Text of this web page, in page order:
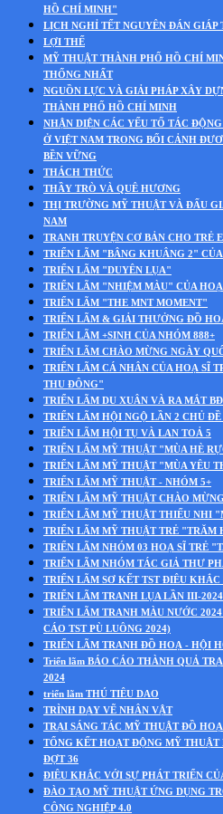
HỒ CHÍ MINH"
LỊCH NGHỈ TẾT NGUYÊN ĐÁN GIÁP
LỢI THẾ
MỸ THUẬT THÀNH PHỐ HỒ CHÍ
THỐNG NHẤT
NGUỒN LỰC VÀ GIẢI PHÁP XÂY
THÀNH PHỐ HỒ CHÍ MINH
NHẬN DIỆN CÁC YẾU TỐ TÁC
Ở VIỆT NAM TRONG BỐI CẢNH
BỀN VỮNG
THÁCH THỨC
THẦY TRÒ VÀ QUÊ HƯƠNG
THỊ TRƯỜNG MỸ THUẬT VÀ ĐẤU
NAM
TRANH TRUYỆN CƠ BẢN CHO TRẺ
TRIỂN LÃM "BÂNG KHUÂNG 2"
TRIỂN LÃM "DUYÊN LỤA"
TRIỂN LÃM "NHIỆM MÀU" CỦA
TRIỂN LÃM "THE MNT MOMENT"
TRIỂN LÃM & GIẢI THƯỞNG ĐỒ
TRIỂN LÃM +SINH CỦA NHÓM 888+
TRIỂN LÃM CHÀO MỪNG NGÀY
TRIỂN LÃM CÁ NHÂN CỦA HOẠ SĨ
THU ĐÔNG"
TRIỂN LÃM DU XUÂN VÀ RA MẮT
TRIỂN LÃM HỘI NGỘ LẦN 2 CHỦ
TRIỂN LÃM HỘI TỤ VÀ LAN TOẢ 5
TRIỂN LÃM MỸ THUẬT "MÙA HÈ
TRIỂN LÃM MỸ THUẬT "MÙA YÊU
TRIỂN LÃM MỸ THUẬT - NHÓM 5+
TRIỂN LÃM MỸ THUẬT CHÀO
TRIỂN LÃM MỸ THUẬT THIẾU NHI
TRIỂN LÃM MỸ THUẬT TRẺ "TRĂM
TRIỂN LÃM NHÓM 03 HOẠ SĨ TRẺ
TRIỂN LÃM NHÓM TÁC GIẢ THƯ
TRIỂN LÃM SƠ KẾT TST ĐIÊU KHẮC
TRIỂN LÃM TRANH LỤA LẦN III-2024
TRIỂN LÃM TRANH MÀU NƯỚC
CÁO TST PÙ LUÔNG 2024)
TRIỂN LÃM TRANH ĐỒ HOẠ - HỘI
Triển lãm BÁO CÁO THÀNH QUẢ
2024
triển lãm THÚ TIÊU DAO
TRÌNH DẠY VẼ NHÂN VẬT
TRẠI SÁNG TÁC MỸ THUẬT ĐỒ
TỔNG KẾT HOẠT ĐỘNG MỸ THUẬT
ĐỢT 36
ĐIÊU KHẮC VỚI SỰ PHÁT TRIỂN
ĐÀO TẠO MỸ THUẬT ỨNG DỤNG
CÔNG NGHIỆP 4.0